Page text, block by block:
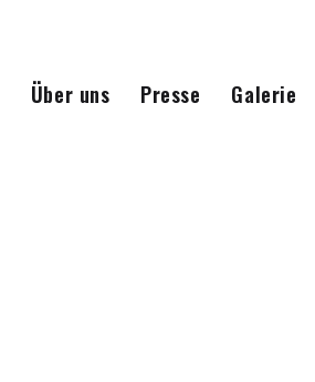
Über uns Presse Galerie